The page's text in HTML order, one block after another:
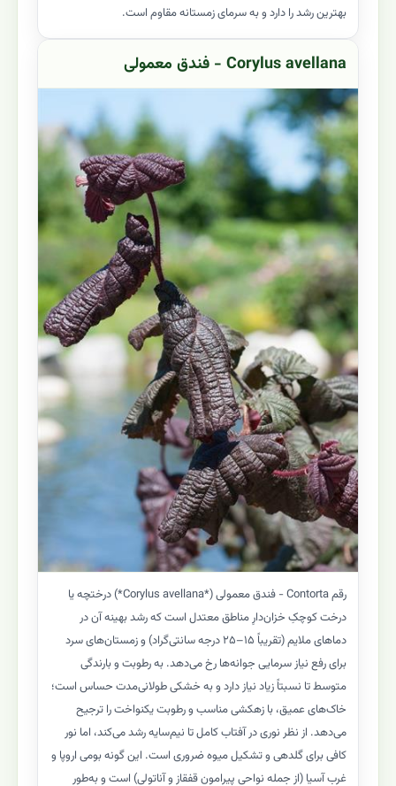
بهترین رشد را دارد و به سرمای زمستانه مقاوم است.
Corylus avellana - فندق معمولی
رقم Contorta - فندق معمولی (*Corylus avellana*) درختچه یا
درخت کوچکِ خزان‌دارِ مناطق معتدل است که رشد بهینه آن در
دماهای ملایم (تقریباً ۱۵–۲۵ درجه سانتی‌گراد) و زمستان‌های سرد
برای رفع نیاز سرمایی جوانه‌ها رخ می‌دهد. به رطوبت و بارندگی
متوسط تا نسبتاً زیاد نیاز دارد و به خشکی طولانی‌مدت حساس است؛
خاک‌های عمیق، با زهکشی مناسب و رطوبت یکنواخت را ترجیح
می‌دهد. از نظر نوری در آفتاب کامل تا نیم‌سایه رشد می‌کند، اما نور
کافی برای گلدهی و تشکیل میوه ضروری است. این گونه بومی اروپا و
غرب آسیا (از جمله نواحی پیرامون قفقاز و آناتولی) است و به‌طور